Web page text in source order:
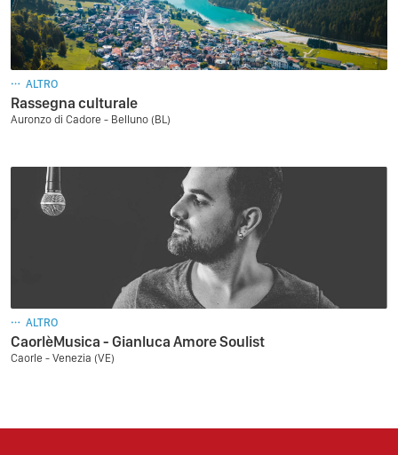
ALTRO
Rassegna culturale
Auronzo di Cadore - Belluno (BL)
ALTRO
CaorlèMusica - Gianluca Amore Soulist
Caorle - Venezia (VE)